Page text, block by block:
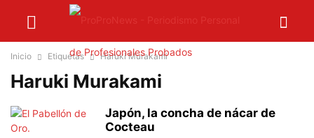
Inicio Etiquetas Haruki Murakami
Haruki Murakami
Japón, la concha de nácar de
Cocteau